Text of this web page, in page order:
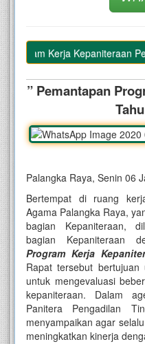
Kerja Kepaniteraan
” Pemantapan
Palangka Raya, Senin 06
Bertempat di ruang
Agama Palangka Raya,
bagian Kepaniteraan,
bagian Kepaniteraan
Program Kerja
Rapat tersebut bertujuan
untuk mengevaluasi
kepaniteraan. Dalam
Panitera Pengadilan
menyampaikan agar
meningkatkan kinerja